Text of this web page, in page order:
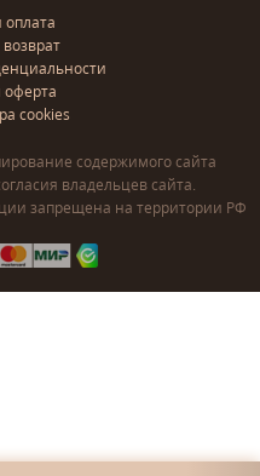
оплата
cookies
содержимого сайта
владельцев сайта.
запрещена на территории РФ